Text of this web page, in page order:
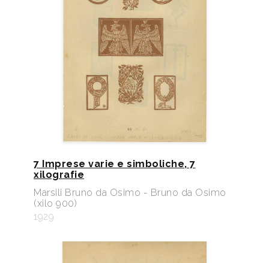
7 Imprese varie e simboliche, 7
xilografie
Marsili Bruno da Osimo - Bruno da Osimo
(xilo 900)
1929